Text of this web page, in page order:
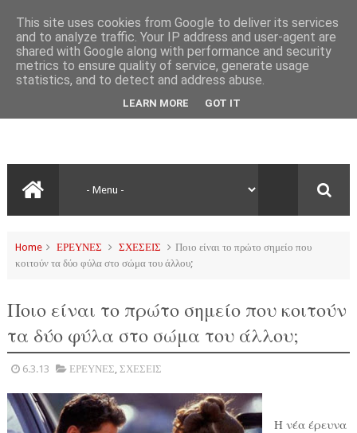
Home ΕΡΕΥΝΕΣ ΣΧΕΣΕΙΣ
Ποιο είναι το πρώτο σημείο που
κοιτούν τα δύο φύλα στο σώμα του άλλου;
Ποιο είναι το πρώτο σημείο που κοιτούν
τα δύο φύλα στο σώμα του άλλου;
6.3.13 ΕΡΕΥΝΕΣ, ΣΧΕΣΕΙΣ
Η νέα έρευνα
This site uses cookies from Google to deliver its services
and to analyze traffic. Your IP address and user-agent are
shared with Google along with performance and security
metrics to ensure quality of service, generate usage
statistics, and to detect and address abuse.
LEARN MORE GOT IT